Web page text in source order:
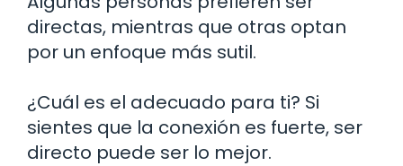
directas, mientras que otras optan
por un enfoque más sutil.
¿Cuál es el adecuado para ti? Si
sientes que la conexión es fuerte, ser
directo puede ser lo mejor.